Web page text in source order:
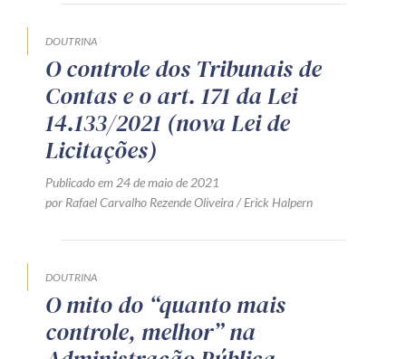
Receba por RSS
Av. Sete de Setembro, 4698
Batel
Curitiba
Telefone (41) 2109-8666
DOUTRINA
O controle dos Tribunais de
Contas e o art. 171 da Lei
14.133/2021 (nova Lei de
Licitações)
Publicado em 24 de maio de 2021
por Rafael Carvalho Rezende Oliveira / Erick Halpern
DOUTRINA
O mito do “quanto mais
controle, melhor” na